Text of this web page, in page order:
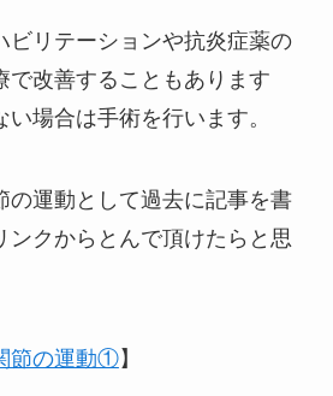
ビリテーションや抗炎症薬の
で改善することもあります
場合は手術を行います。
の運動として過去に記事を書
ンクからとんで頂けたらと思
節の運動①】